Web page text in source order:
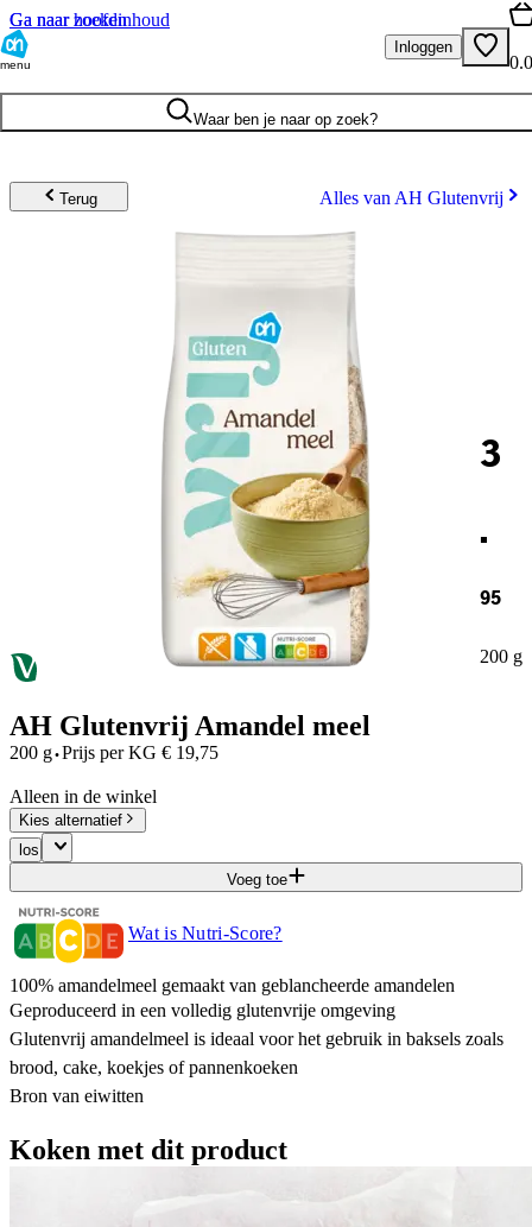
Ga naar hoofdinhoud
Ga naar zoeken
menu
Inloggen
Waar ben je naar op zoek?
Terug Alles van AH Glutenvrij
3
.
95
200 g
AH Glutenvrij Amandel meel
200 g·Prijs per KG € 19,75
Alleen in de winkel
Kies alternatief
los
Voeg toe
Wat is Nutri-Score?
100% amandelmeel gemaakt van geblancheerde amandelen
Geproduceerd in een volledig glutenvrije omgeving
Glutenvrij amandelmeel is ideaal voor het gebruik in baksels zoals
brood, cake, koekjes of pannenkoeken
Bron van eiwitten
Koken met dit product